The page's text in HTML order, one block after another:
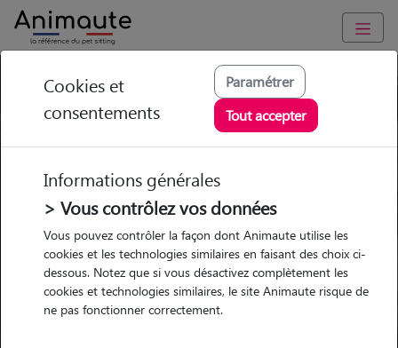
Trouvez votre gardien idéal !
Garde
chez le Pet Sitter
Garde
chez le Pet Sitter Visites
Visites
Cookies et
consentements
Paramétrer
Tout accepter
Informations générales
> Vous contrôlez vos données
Vous pouvez contrôler la façon dont Animaute utilise les
cookies et les technologies similaires en faisant des choix ci-
dessous. Notez que si vous désactivez complètement les
cookies et technologies similaires, le site Animaute risque de
ne pas fonctionner correctement.